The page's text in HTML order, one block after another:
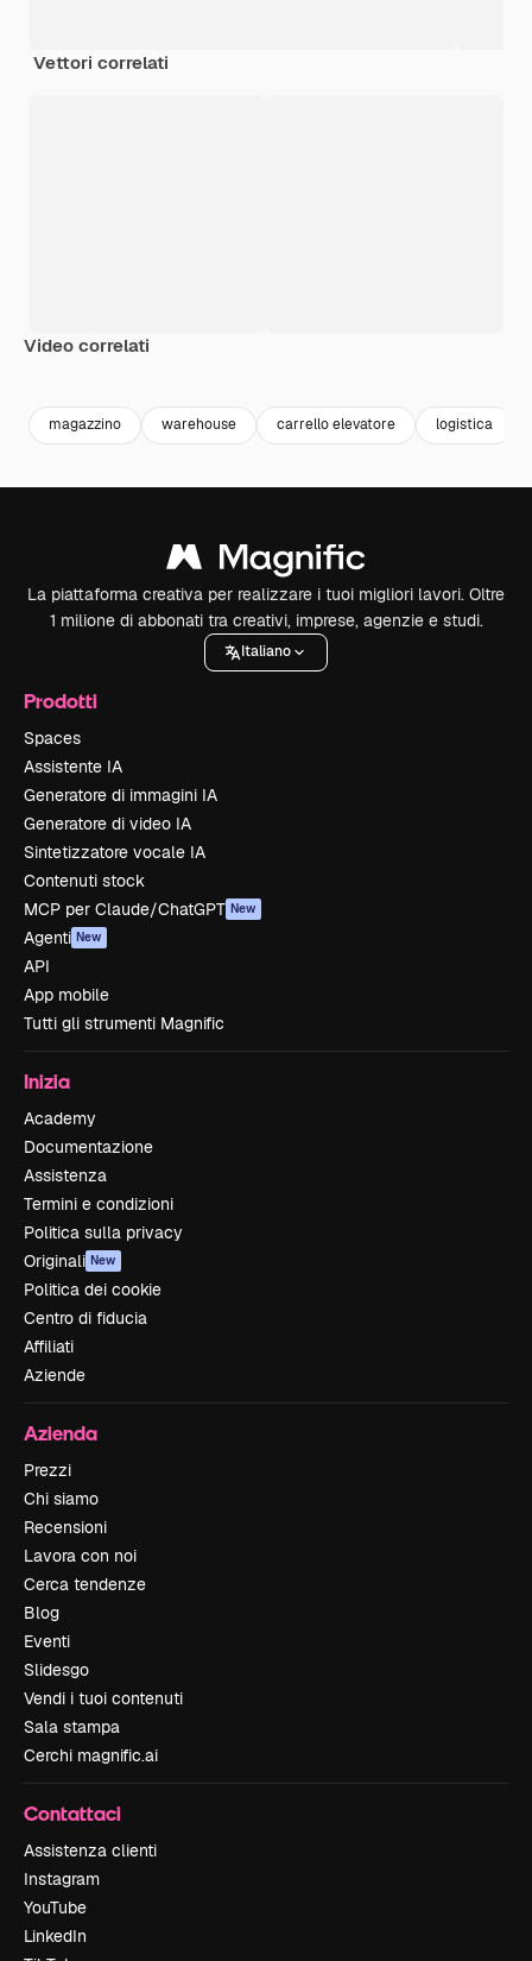
Vettori correlati
Video correlati
magazzino warehouse carrello elevatore logistica
La piattaforma creativa per realizzare i tuoi migliori lavori. Oltre
1 milione di abbonati tra creativi, imprese, agenzie e studi.
Italiano
Prodotti
Spaces
Assistente IA
Generatore di immagini IA
Generatore di video IA
Sintetizzatore vocale IA
Contenuti stock
MCP per Claude/ChatGPT New
Agenti New
API
App mobile
Tutti gli strumenti Magnific
Inizia
Academy
Documentazione
Assistenza
Termini e condizioni
Politica sulla privacy
Originali New
Politica dei cookie
Centro di fiducia
Affiliati
Aziende
Azienda
Prezzi
Chi siamo
Recensioni
Lavora con noi
Cerca tendenze
Blog
Eventi
Slidesgo
Vendi i tuoi contenuti
Sala stampa
Cerchi magnific.ai
Contattaci
Assistenza clienti
Instagram
YouTube
LinkedIn